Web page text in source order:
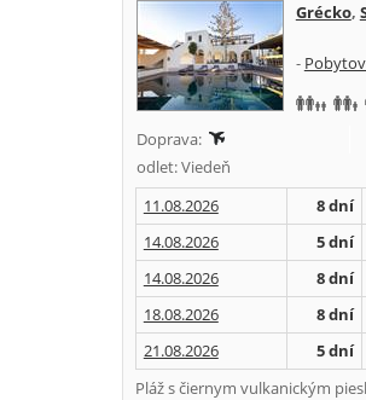
Grécko,
-
Doprava:
odlet: Viedeň
11.08.2026
8 dní
14.08.2026
5 dní
14.08.2026
8 dní
18.08.2026
8 dní
21.08.2026
5 dní
Pláž s čiernym vulkanickým